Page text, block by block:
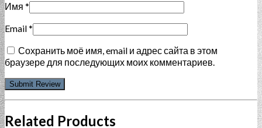
Имя *
Email*
Сохранить моё имя, email и адрес сайта в этом
браузере для последующих моих комментариев.
Related Products